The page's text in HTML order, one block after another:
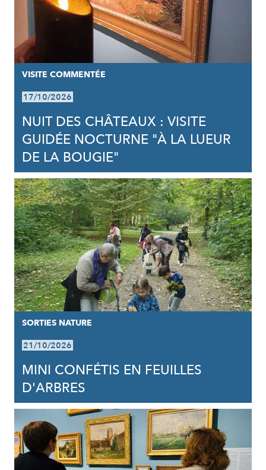
VISITE COMMENTÉE
17/10/2026
NUIT DES CHÂTEAUX : VISITE
GUIDÉE NOCTURNE "À LA LUEUR
DE LA BOUGIE"
SORTIES NATURE
21/10/2026
MINI CONFÉTIS EN FEUILLES
D'ARBRES